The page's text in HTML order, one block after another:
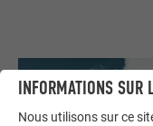
INFORMATIONS SUR
Nous utilisons sur ce